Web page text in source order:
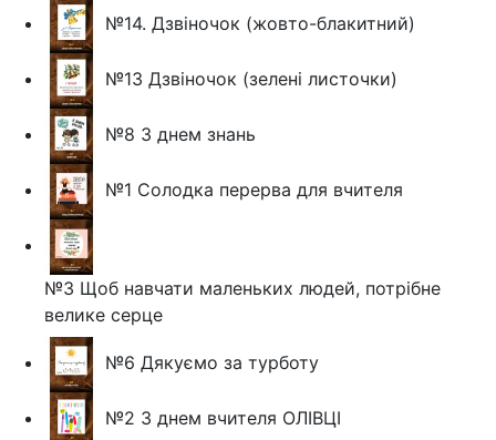
№14. Дзвіночок (жовто-блакитний)
№13 Дзвіночок (зелені листочки)
№8 З днем знань
№1 Солодка перерва для вчителя
№3 Щоб навчати маленьких людей, потрібне
велике серце
№6 Дякуємо за турботу
№2 З днем вчителя ОЛІВЦІ